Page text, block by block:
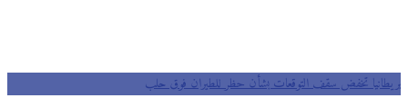
بريطانيا تخفض سقف التوقعات بشأن حظر للطيران فوق حلب